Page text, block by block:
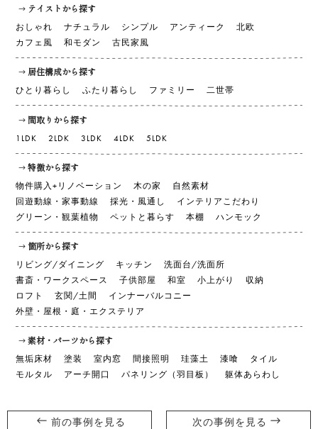
テイストから探す
おしゃれ ナチュラル シンプル アンティーク
北欧
カフェ風
和モダン 古民家風
居住構成から探す
ひとり暮らし ふたり暮らし ファミリー 二世帯
間取りから探す
1LDK 2LDK 3LDK 4LDK 5LDK
特徴から探す
物件購入+リノベーション 木の家
自然素材
回遊動線・家事動線
採光・風通し
インテリアこだわり
グリーン・観葉植物
ペットと暮らす 本棚 ハンモック
箇所から探す
リビング/ダイニング キッチン
洗面台/洗面所
書斎・ワークスペース
子供部屋 和室 小上がり
収納
ロフト
玄関/土間
インナーバルコニー
外壁・屋根・庭・エクステリア
素材・パーツから探す
無垢床材 塗装 室内窓 間接照明 珪藻土 漆喰
タイル
モルタル
アーチ開口 パネリング（羽目板） 躯体あらわし
前の事例を見る 次の事例を見る